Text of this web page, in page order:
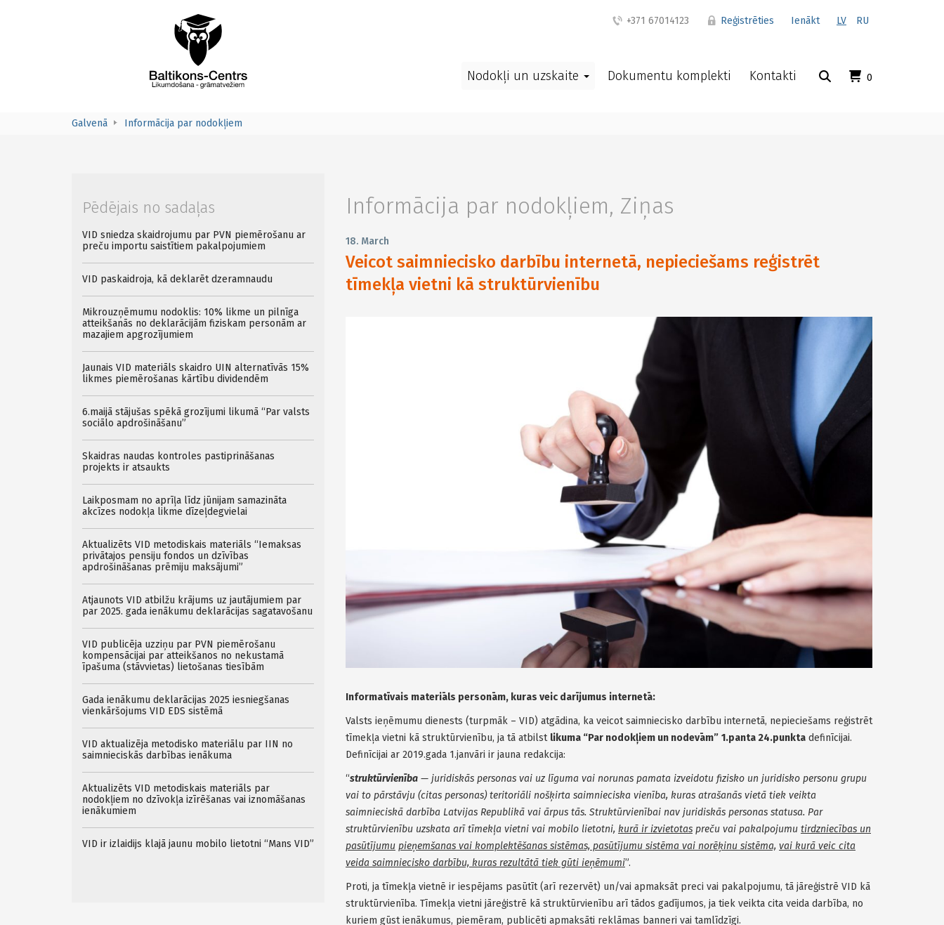
+371 67014123 Reģistrēties Ienākt LV RU
0
Nodokļi un uzskaite Dokumentu komplekti Kontakti
Galvenā Informācija par nodokļiem
Informācija par nodokļiem, Ziņas
18. March
Veicot saimniecisko darbību internetā, nepieciešams reģistrēt
tīmekļa vietni kā struktūrvienību
Informatīvais materiāls personām, kuras veic darījumus internetā:
Valsts ieņēmumu dienests (turpmāk – VID) atgādina, ka veicot saimniecisko darbību internetā, nepieciešams reģistrēt
tīmekļa vietni kā struktūrvienību, ja tā atbilst likuma “Par nodokļiem un nodevām” 1.panta 24.punkta definīcijai.
Definīcijai ar 2019.gada 1.janvāri ir jauna redakcija:
“struktūrvienība — juridiskās personas vai uz līguma vai norunas pamata izveidotu fizisko un juridisko personu grupu
vai to pārstāvju (citas personas) teritoriāli nošķirta saimnieciska vienība, kuras atrašanās vietā tiek veikta
saimnieciskā darbība Latvijas Republikā vai ārpus tās. Struktūrvienībai nav juridiskās personas statusa. Par
struktūrvienību uzskata arī tīmekļa vietni vai mobilo lietotni, kurā ir izvietotas preču vai pakalpojumu tirdzniecības un
pasūtījumu pieņemšanas vai komplektēšanas sistēmas, pasūtījumu sistēma vai norēķinu sistēma, vai kurā veic cita
veida saimniecisko darbību, kuras rezultātā tiek gūti ieņēmumi”.
Proti, ja tīmekļa vietnē ir iespējams pasūtīt (arī rezervēt) un/vai apmaksāt preci vai pakalpojumu, tā jāreģistrē VID kā
struktūrvienība. Tīmekļa vietni jāreģistrē kā struktūrvienību arī tādos gadījumos, ja tiek veikta cita veida darbība, no
kuriem gūst ienākumus, piemēram, publicēti apmaksāti reklāmas banneri vai tamlīdzīgi.
Pēdējais no sadaļas
VID sniedza skaidrojumu par PVN piemērošanu ar
preču importu saistītiem pakalpojumiem
VID paskaidroja, kā deklarēt dzeramnaudu
Mikrouzņēmumu nodoklis: 10% likme un pilnīga
atteikšanās no deklarācijām fiziskam personām ar
mazajiem apgrozījumiem
Jaunais VID materiāls skaidro UIN alternatīvās 15%
likmes piemērošanas kārtību dividendēm
6.maijā stājušas spēkā grozījumi likumā “Par valsts
sociālo apdrošināšanu”
Skaidras naudas kontroles pastiprināšanas
projekts ir atsaukts
Laikposmam no aprīļa līdz jūnijam samazināta
akcīzes nodokļa likme dīzeļdegvielai
Aktualizēts VID metodiskais materiāls “Iemaksas
privātajos pensiju fondos un dzīvības
apdrošināšanas prēmiju maksājumi”
Atjaunots VID atbilžu krājums uz jautājumiem par
par 2025. gada ienākumu deklarācijas sagatavošanu
VID publicēja uzziņu par PVN piemērošanu
kompensācijai par atteikšanos no nekustamā
īpašuma (stāvvietas) lietošanas tiesībām
Gada ienākumu deklarācijas 2025 iesniegšanas
vienkāršojums VID EDS sistēmā
VID aktualizēja metodisko materiālu par IIN no
saimnieciskās darbības ienākuma
Aktualizēts VID metodiskais materiāls par
nodokļiem no dzīvokļa izīrēšanas vai iznomāšanas
ienākumiem
VID ir izlaidijs klajā jaunu mobilo lietotni “Mans VID”